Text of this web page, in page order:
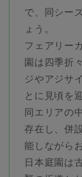
で、同シー
ょう。
フェアリー
園は四季折
ジやアジサ
とに見頃を
同エリアの
存在し、併
能しながら
日本庭園は